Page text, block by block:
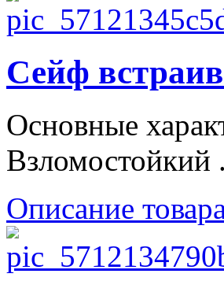
Сейф
Основные
Взломостойкий
Описание товара